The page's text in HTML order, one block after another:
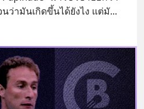
ว่ามันเกิดขึ้นได้ยังไง แต่มั